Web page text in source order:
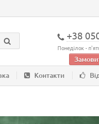
+38
Понеділок -
Контакти